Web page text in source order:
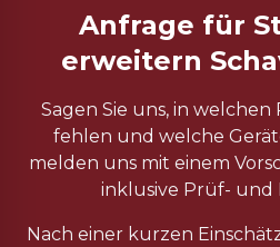
Anfrage für
erweitern
Sagen Sie uns, in welchen
fehlen und welche
melden uns mit einem
inklusive Prüf- und
Nach einer kurzen